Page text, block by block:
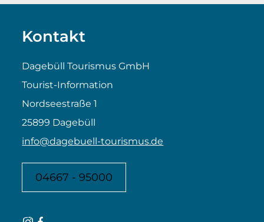
Kontakt
Dagebüll Tourismus GmbH
Tourist-Information
Nordseestraße 1
25899 Dagebüll
info@dagebuell-tourismus.de
04667 - 95000